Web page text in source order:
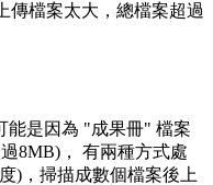
傳檔案太大，總檔案超過
能是因為 "成果冊" 檔案
8MB)， 有兩種方式處
)，掃描成數個檔案後上